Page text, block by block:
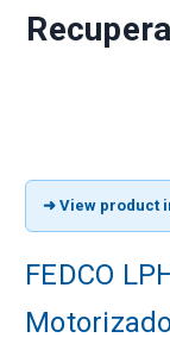
➜ View product
FEDCO